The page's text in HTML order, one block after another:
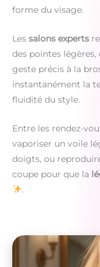
forme du visage.
Les salons experts
des pointes légères,
geste précis à la
instantanément la
fluidité du style.
Entre les rendez-
vaporiser un voile
doigts, ou
coupe pour que la
.